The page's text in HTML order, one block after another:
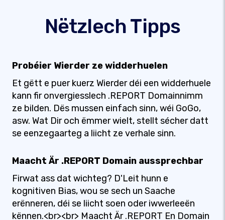
Nëtzlech Tipps
Probéier Wierder ze widderhuelen
Et gëtt e puer kuerz Wierder déi een widderhuele
kann fir onvergiesslech .REPORT Domainnimm
ze bilden. Dës mussen einfach sinn, wéi GoGo,
asw. Wat Dir och ëmmer wielt, stellt sécher datt
se eenzegaarteg a liicht ze verhale sinn.
Maacht Är .REPORT Domain aussprechbar
Firwat ass dat wichteg? D'Leit hunn e
kognitiven Bias, wou se sech un Saache
erënneren, déi se liicht soen oder iwwerleeën
kënnen.<br><br> Maacht Är .REPORT En Domain